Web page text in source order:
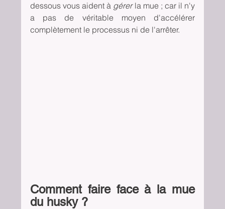
dessous vous aident à gérer la mue ; car il n'y
a pas de véritable moyen d'accélérer
complètement le processus ni de l'arrêter.
Comment faire face à la mue
du husky ?